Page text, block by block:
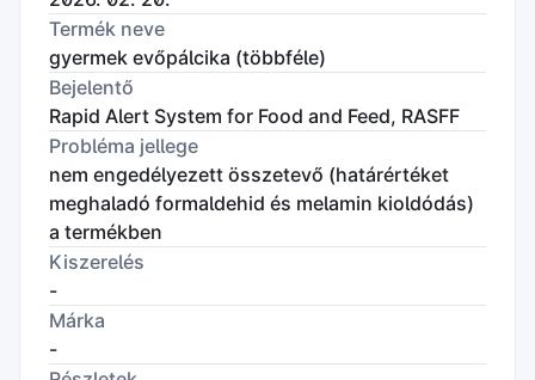
Termék neve
gyermek evőpálcika (többféle)
Bejelentő
Rapid Alert System for Food and Feed, RASFF
Probléma jellege
nem engedélyezett összetevő (határértéket
meghaladó formaldehid és melamin kioldódás)
a termékben
Kiszerelés
-
Márka
-